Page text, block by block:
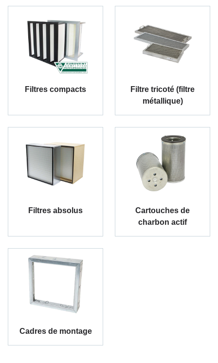
Filtres compacts
Filtre tricoté (filtre
métallique)
Filtres absolus
Cartouches de
charbon actif
Cadres de montage